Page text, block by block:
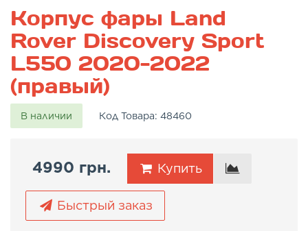
Корпус фары Land
Rover Discovery Sport
L550 2020-2022
(правый)
В наличии Код Товара: 48460
4990 грн. Купить
Быстрый заказ